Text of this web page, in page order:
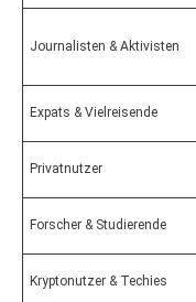
Journalisten & Aktivisten
Expats & Vielreisende
Privatnutzer
Forscher & Studierende
Kryptonutzer & Techies